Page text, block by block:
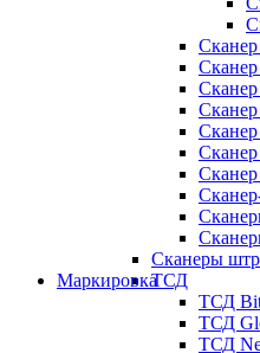
Сканеры
ТСД
ТСД
ТСД
ТСД
Маркировка